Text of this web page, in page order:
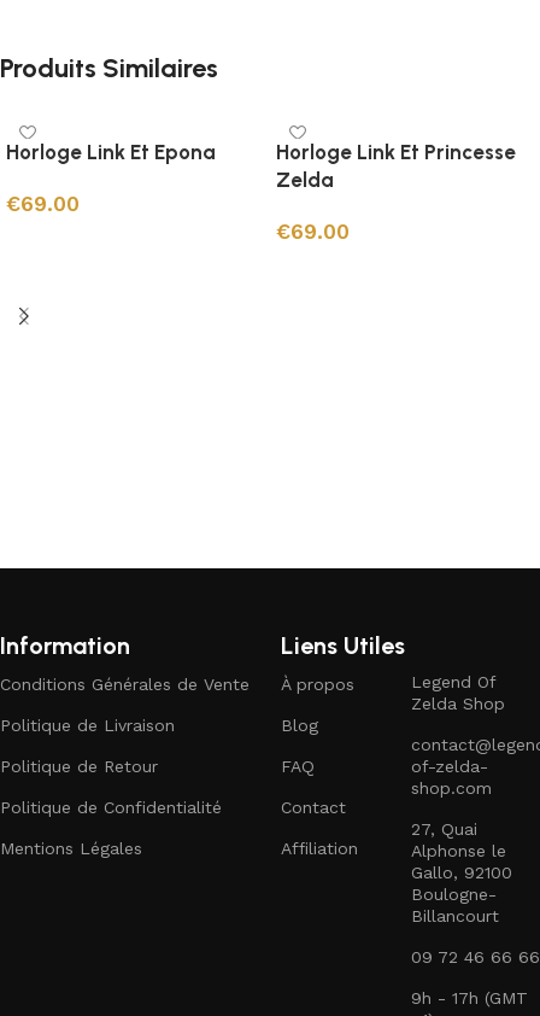
Produits Similaires
Horloge Link Et Epona
€69.00
Horloge Link Et Princesse
Zelda
€69.00
Information
Conditions Générales de Vente
Politique de Livraison
Politique de Retour
Politique de Confidentialité
Mentions Légales
Liens Utiles
À propos
Blog
FAQ
Contact
Affiliation
Legend Of
Zelda Shop
of-zelda-
shop.com
27, Quai
Alphonse le
Gallo, 92100
Boulogne-
Billancourt
09 72 46 66 66
9h - 17h (GMT